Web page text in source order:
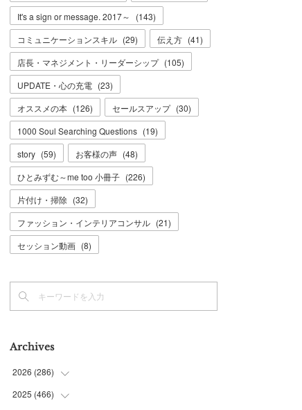
It's a sign or message. 2017～
(143)
コミュニケーションスキル (29) 伝え方 (41)
店長・マネジメント・リーダーシップ (105)
UPDATE・心の充電 (23)
オススメの本 (126) セールスアップ (30)
1000 Soul Searching Questions (19)
story (59) お客様の声 (48)
ひとみずむ～me too 小冊子 (226)
片付け・掃除 (32)
ファッション・インテリアコンサル (21)
セッション動画 (8)
Archives
2026 (286)
(7)
2025 (466)